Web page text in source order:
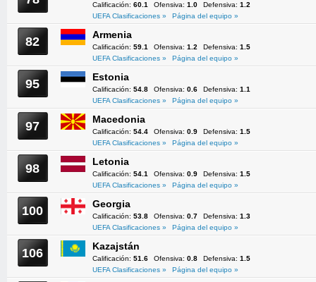
Calificación: 60.1 Ofensiva: 1.0 Defensiva: 1.2
UEFA Clasificaciones »
Página del equipo »
82 Armenia
Calificación: 59.1 Ofensiva: 1.2 Defensiva: 1.5
UEFA Clasificaciones »
Página del equipo »
95 Estonia
Calificación: 54.8 Ofensiva: 0.6 Defensiva: 1.1
UEFA Clasificaciones »
Página del equipo »
97 Macedonia
Calificación: 54.4 Ofensiva: 0.9 Defensiva: 1.5
UEFA Clasificaciones »
Página del equipo »
98 Letonia
Calificación: 54.1 Ofensiva: 0.9 Defensiva: 1.5
UEFA Clasificaciones »
Página del equipo »
100 Georgia
Calificación: 53.8 Ofensiva: 0.7 Defensiva: 1.3
UEFA Clasificaciones »
Página del equipo »
106 Kazajstán
Calificación: 51.6 Ofensiva: 0.8 Defensiva: 1.5
UEFA Clasificaciones »
Página del equipo »